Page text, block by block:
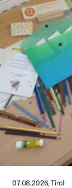
07.08.2026, Tirol